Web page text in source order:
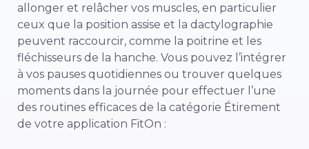
allonger et relâcher vos muscles, en particulier
ceux que la position assise et la dactylographie
peuvent raccourcir, comme la poitrine et les
fléchisseurs de la hanche. Vous pouvez l’intégrer
à vos pauses quotidiennes ou trouver quelques
moments dans la journée pour effectuer l’une
des routines efficaces de la catégorie Étirement
de votre application FitOn :